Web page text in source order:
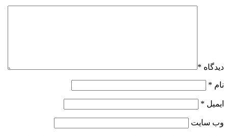
دیدگاه *
نام *
ایمیل *
وب‌ سایت